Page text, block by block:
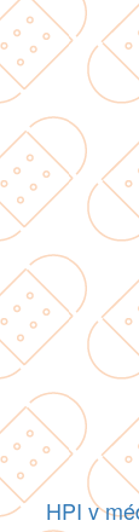
HPI v